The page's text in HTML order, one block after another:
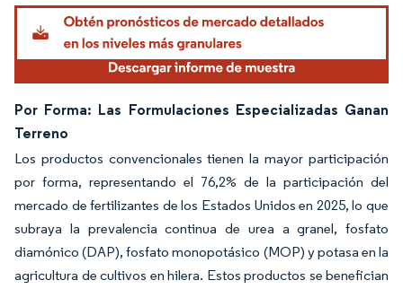
Por Forma: Las Formulaciones Especializadas Ganan
Terreno
Los productos convencionales tienen la mayor participación
por forma, representando el 76,2% de la participación del
mercado de fertilizantes de los Estados Unidos en 2025, lo que
subraya la prevalencia continua de urea a granel, fosfato
diamónico (DAP), fosfato monopotásico (MOP) y potasa en la
agricultura de cultivos en hilera. Estos productos se benefician